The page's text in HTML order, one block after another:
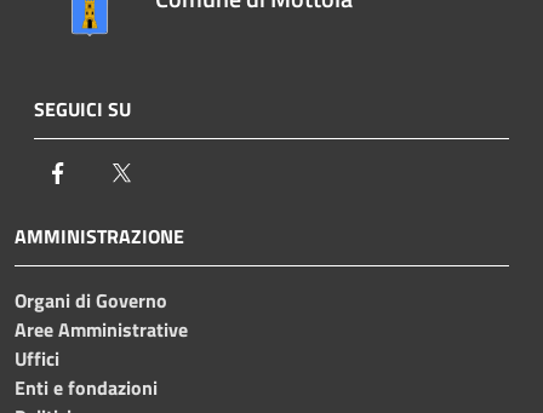
SEGUICI SU
Facebook
AMMINISTRAZIONE
Organi di Governo
Aree Amministrative
Uffici
Enti e fondazioni